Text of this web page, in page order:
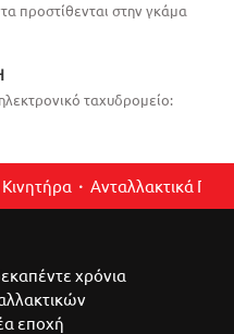
προστίθενται στην γκάμα
ταχυδρομείο:
Ανταλλακτικά
χρόνια
εποχή